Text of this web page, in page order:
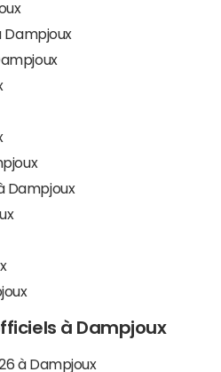
Dampjoux
Dampjoux
à Dampjoux
à Dampjoux